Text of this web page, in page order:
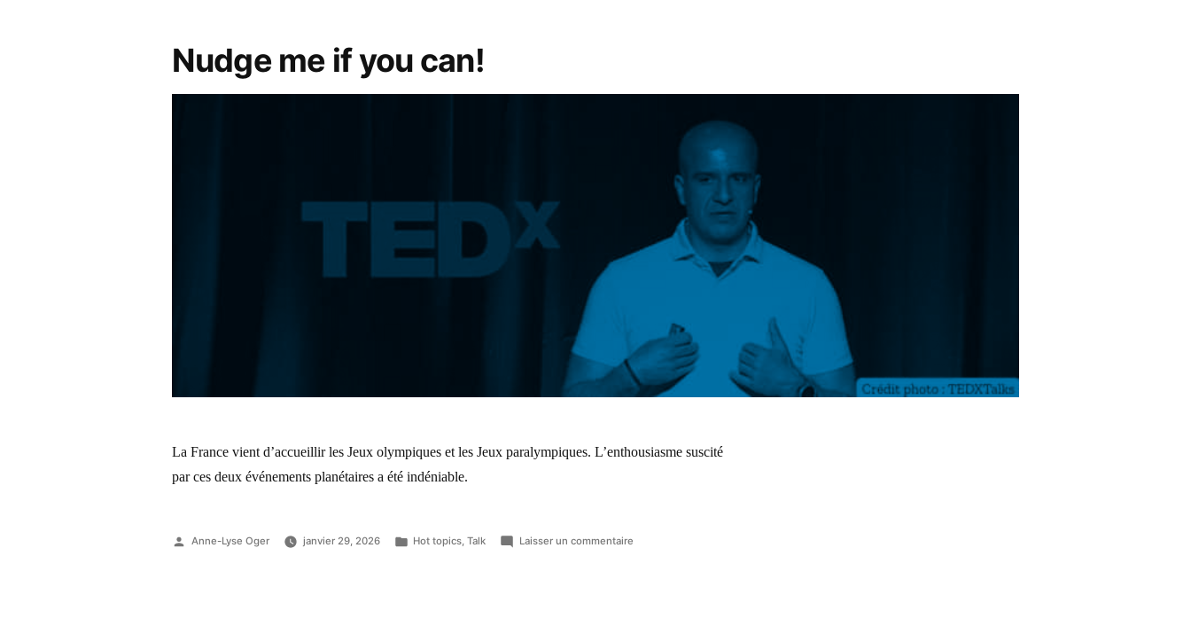
Nudge me if you can!
La France vient d’accueillir les Jeux olympiques et les Jeux paralympiques. L’enthousiasme suscité
par ces deux événements planétaires a été indéniable.
Anne-Lyse Oger janvier 29, 2026 Hot topics,Talk Laisser un commentaire